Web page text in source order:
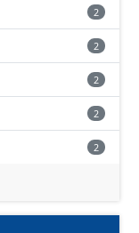
2
2
2
2
2